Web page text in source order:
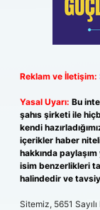
Reklam ve İletişim:
Yasal Uyarı: Bu
şahıs şirketi ile
kendi
içerikler haber
hakkında
isim benzerlikleri
halindedir ve
Sitemiz, 5651